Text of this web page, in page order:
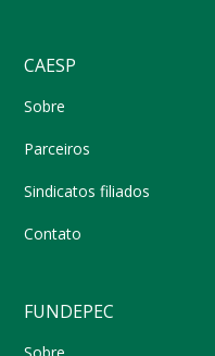
CAESP
Sobre
Parceiros
Sindicatos filiados
Contato
FUNDEPEC